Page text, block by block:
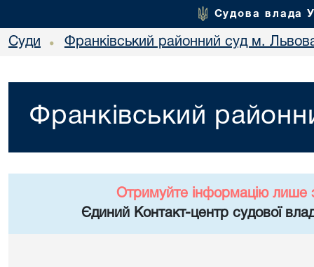
Судова влада
Суди • Франківський районний суд м.
Франківський
Отримуйте інформацію лише
Єдиний Контакт-центр судової